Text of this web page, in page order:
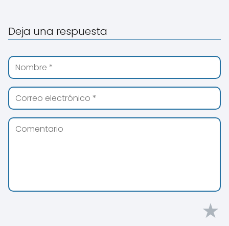
Deja una respuesta
★